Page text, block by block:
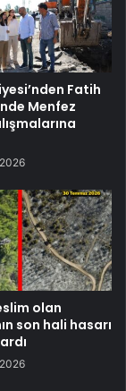
Fatih
Menfez
olan
son hali hasarı